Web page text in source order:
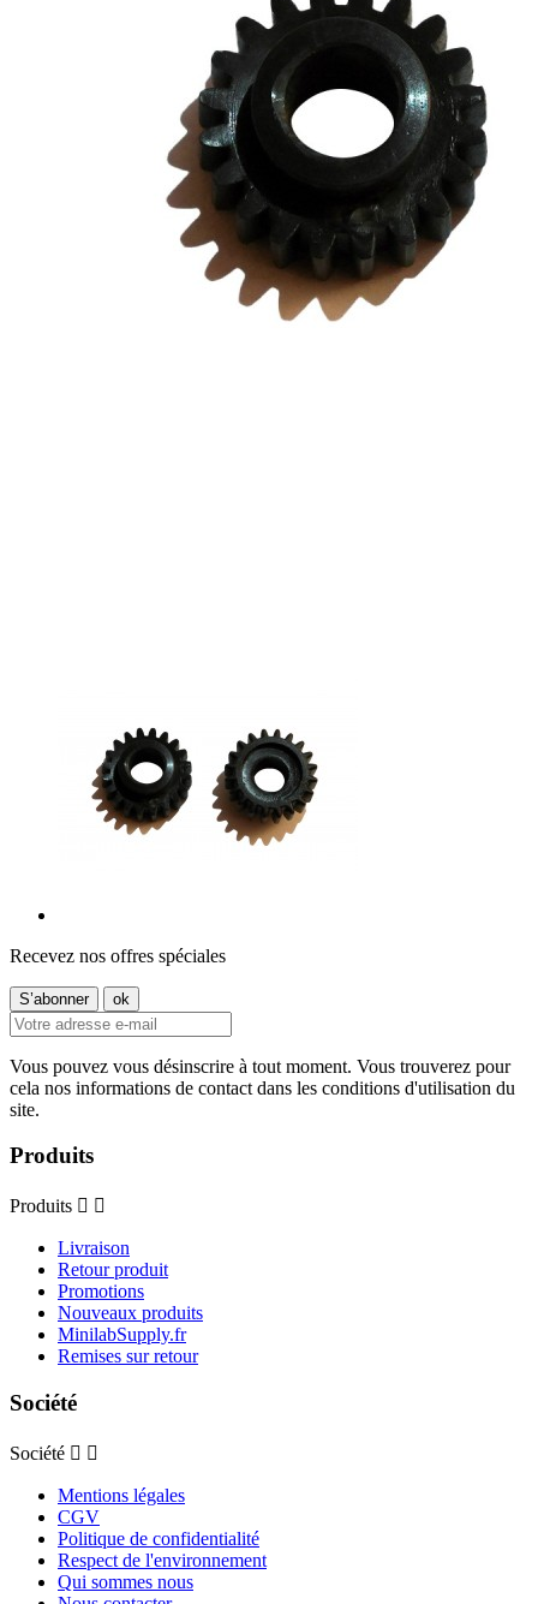
Recevez nos offres spéciales
Vous pouvez vous désinscrire à tout moment. Vous trouverez pour
cela nos informations de contact dans les conditions d'utilisation du
site.
Produits
Produits  
Livraison
Retour produit
Promotions
Nouveaux produits
MinilabSupply.fr
Remises sur retour
Société
Société  
Mentions légales
CGV
Politique de confidentialité
Respect de l'environnement
Qui sommes nous